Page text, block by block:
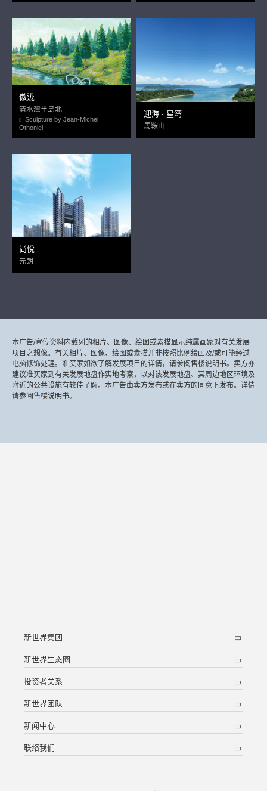
傲泷
清水灣半島北
Sculpture by Jean-Michel
Othoniel
迎海 ∙ 星湾
馬鞍山
尚悅
元朗
本广告/宣传资料内载列的相片、图像、绘图或素描显示纯属画家对有关发展
项目之想像。有关相片、图像、绘图或素描并非按照比例绘画及/或可能经过
电脑修饰处理。准买家如欲了解发展项目的详情，请参阅售楼说明书。卖方亦
建议准买家到有关发展地盘作实地考察，以对该发展地盘、其周边地区环境及
附近的公共设施有较佳了解。本广告由卖方发布或在卖方的同意下发布。详情
请参阅售楼说明书。
新世界集团
新世界生态圈
投资者关系
新世界团队
新闻中心
联络我们